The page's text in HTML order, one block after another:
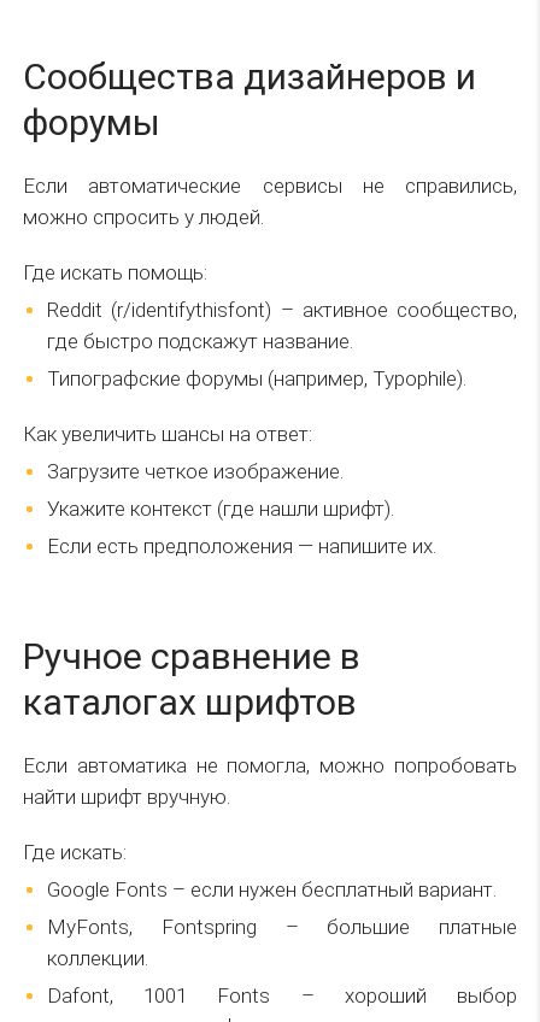
Сообщества дизайнеров и
форумы
Если автоматические сервисы не справились,
можно спросить у людей.
Где искать помощь:
Reddit (r/identifythisfont) – активное сообщество,
где быстро подскажут название.
Типографские форумы (например, Typophile).
Как увеличить шансы на ответ:
Загрузите четкое изображение.
Укажите контекст (где нашли шрифт).
Если есть предположения — напишите их.
Ручное сравнение в
каталогах шрифтов
Если автоматика не помогла, можно попробовать
найти шрифт вручную.
Где искать:
Google Fonts – если нужен бесплатный вариант.
MyFonts, Fontspring – большие платные
коллекции.
Dafont, 1001 Fonts – хороший выбор